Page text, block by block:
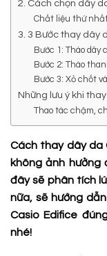
2. Cách chọn dây
Chất liệu thứ
3. 3 Bước thay dây
Bước 1: Tháo dây
Bước 2: Tháo
Bước 3: Xỏ chốt
Những lưu ý khi
Thao tác chậm,
Cách thay dây da
không ảnh hưởng
đây sẽ phân tích
nữa, sẽ hướng
Casio Edifice
nhé!